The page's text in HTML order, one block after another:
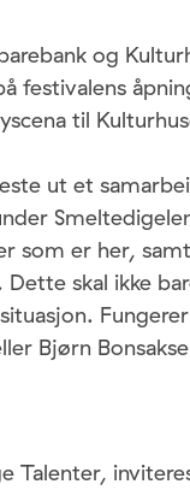
og
festivalens
til
ut et
som er her,
Dette skal ikke
Bjørn
Talenter,